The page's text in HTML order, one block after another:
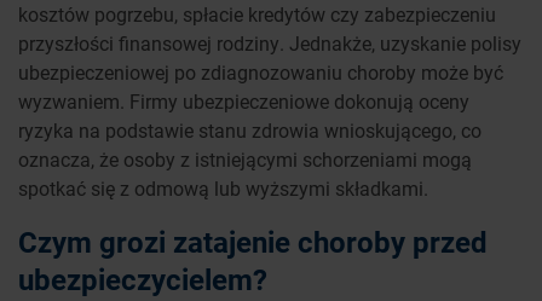
kosztów pogrzebu, spłacie kredytów czy zabezpieczeniu
przyszłości finansowej rodziny. Jednakże, uzyskanie polisy
ubezpieczeniowej po zdiagnozowaniu choroby może być
wyzwaniem. Firmy ubezpieczeniowe dokonują oceny
ryzyka na podstawie stanu zdrowia wnioskującego, co
oznacza, że osoby z istniejącymi schorzeniami mogą
spotkać się z odmową lub wyższymi składkami.
Czym grozi zatajenie choroby przed
ubezpieczycielem?